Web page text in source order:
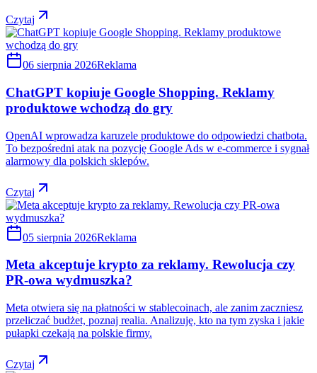
Czytaj
06 sierpnia 2026Reklama
ChatGPT kopiuje Google Shopping. Reklamy
produktowe wchodzą do gry
OpenAI wprowadza karuzele produktowe do odpowiedzi chatbota.
To bezpośredni atak na pozycję Google Ads w e-commerce i sygnał
alarmowy dla polskich sklepów.
Czytaj
05 sierpnia 2026Reklama
Meta akceptuje krypto za reklamy. Rewolucja czy
PR-owa wydmuszka?
Meta otwiera się na płatności w stablecoinach, ale zanim zaczniesz
przeliczać budżet, poznaj realia. Analizuję, kto na tym zyska i jakie
pułapki czekają na polskie firmy.
Czytaj